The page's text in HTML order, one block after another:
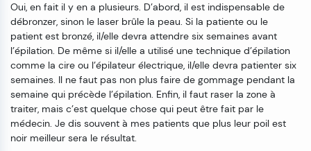
Oui, en fait il y en a plusieurs. D’abord, il est indispensable de
débronzer, sinon le laser brûle la peau. Si la patiente ou le
patient est bronzé, il/elle devra attendre six semaines avant
l’épilation. De même si il/elle a utilisé une technique d’épilation
comme la cire ou l’épilateur électrique, il/elle devra patienter six
semaines. Il ne faut pas non plus faire de gommage pendant la
semaine qui précède l’épilation. Enfin, il faut raser la zone à
traiter, mais c’est quelque chose qui peut être fait par le
médecin. Je dis souvent à mes patients que plus leur poil est
noir meilleur sera le résultat.